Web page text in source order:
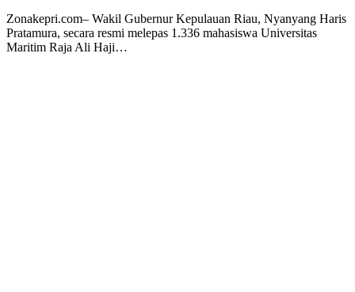
Zonakepri.com– Wakil Gubernur Kepulauan Riau, Nyanyang Haris
Pratamura, secara resmi melepas 1.336 mahasiswa Universitas
Maritim Raja Ali Haji…